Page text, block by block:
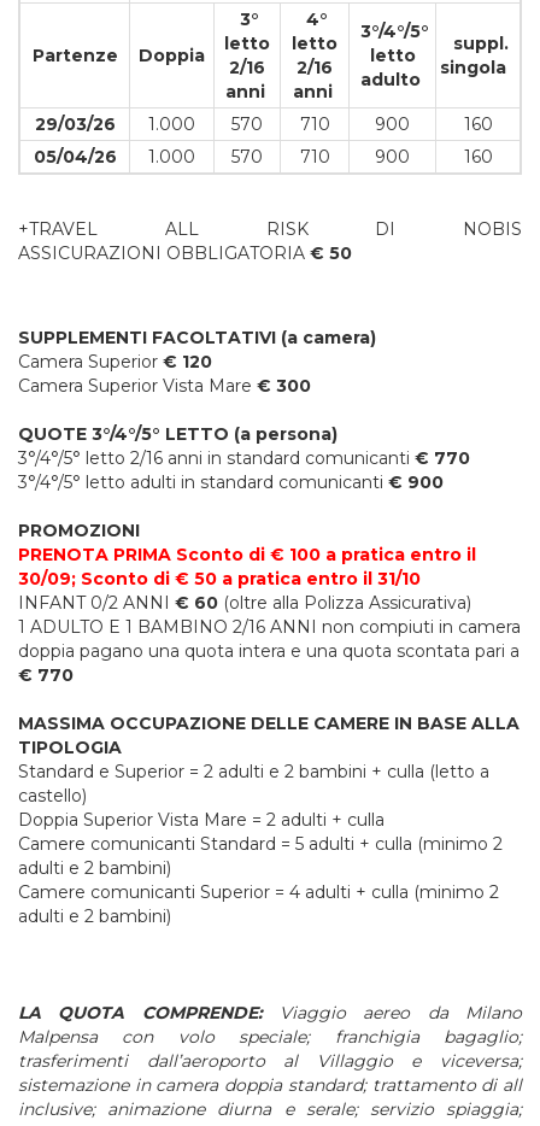
Partenze Doppia
3°
letto
2/16
anni
4°
letto
2/16
anni
3°/4°/5°
letto
adulto
suppl.
singola
29/03/26 1.000 570 710 900
160
05/04/26
1.000 570 710 900 160
+TRAVEL ALL RISK DI NOBIS
ASSICURAZIONI OBBLIGATORIA € 50
SUPPLEMENTI FACOLTATIVI (a camera)
Camera Superior € 120
Camera Superior Vista Mare € 300
QUOTE 3°/4°/5° LETTO (a persona)
3°/4°/5° letto 2/16 anni in standard comunicanti € 770
3°/4°/5° letto adulti in standard comunicanti € 900
PROMOZIONI
PRENOTA PRIMA Sconto di € 100 a pratica entro il
30/09; Sconto di € 50 a pratica entro il 31/10
INFANT 0/2 ANNI € 60 (oltre alla Polizza Assicurativa)
1 ADULTO E 1 BAMBINO 2/16 ANNI non compiuti in camera
doppia pagano una quota intera e una quota scontata pari a
€ 770
MASSIMA OCCUPAZIONE DELLE CAMERE IN BASE ALLA
TIPOLOGIA
Standard e Superior = 2 adulti e 2 bambini + culla (letto a
castello)
Doppia Superior Vista Mare = 2 adulti + culla
Camere comunicanti Standard = 5 adulti + culla (minimo 2
adulti e 2 bambini)
Camere comunicanti Superior = 4 adulti + culla (minimo 2
adulti e 2 bambini)
LA QUOTA COMPRENDE:Viaggio aereo da Milano
Malpensa con volo speciale; franchigia bagaglio;
trasferimenti dall’aeroporto al Villaggio e viceversa;
sistemazione in camera doppia standard; trattamento di all
inclusive; animazione diurna e serale; servizio spiaggia;